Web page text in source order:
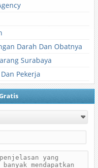
Darah Dan Obatnya
Surabaya
Pekerja